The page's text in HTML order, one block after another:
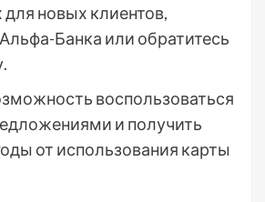
новых клиентов,
Банка или обратитесь
воспользоваться
и получить
от использования карты